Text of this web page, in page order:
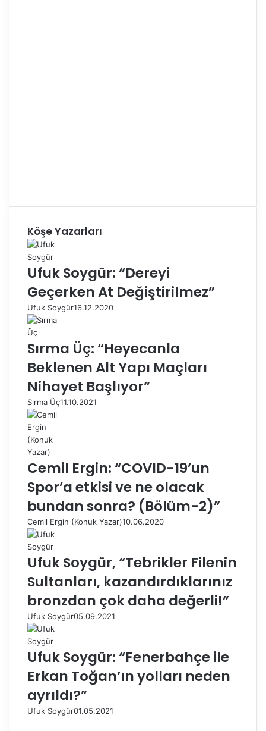
Köşe Yazarları
Ufuk Soygür: “Dereyi
Geçerken At Değiştirilmez”
Ufuk Soygür16.12.2020
Sırma Üç: “Heyecanla
Beklenen Alt Yapı Maçları
Nihayet Başlıyor”
Sırma Üç11.10.2021
Cemil Ergin: “COVID-19’un
Spor’a etkisi ve ne olacak
bundan sonra? (Bölüm-2)”
Cemil Ergin (Konuk Yazar)10.06.2020
Ufuk Soygür, “Tebrikler Filenin
Sultanları, kazandırdıklarınız
bronzdan çok daha değerli!”
Ufuk Soygür05.09.2021
Ufuk Soygür: “Fenerbahçe ile
Erkan Toğan’ın yolları neden
ayrıldı?”
Ufuk Soygür01.05.2021